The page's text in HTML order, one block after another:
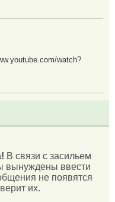
watch?
В связи с засильем
ввести
не появятся
их.